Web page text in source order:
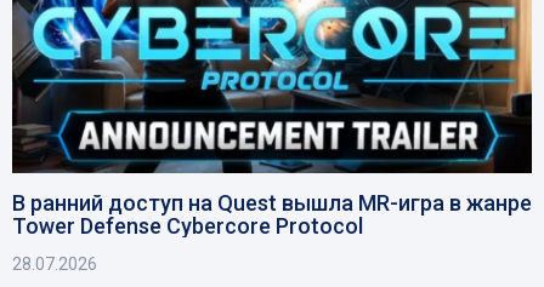
В ранний доступ на Quest вышла MR-игра в жанре
Tower Defense Cybercore Protocol
28.07.2026